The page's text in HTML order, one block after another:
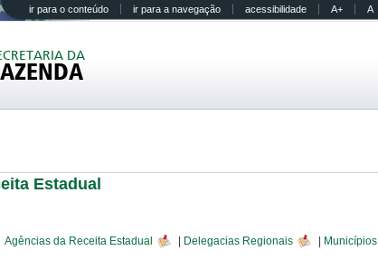
ir para o conteúdo ir para a navegação acessibilidade A+ A
DA
Estadual
Agências da Receita Estadual | Delegacias Regionais | Municípios